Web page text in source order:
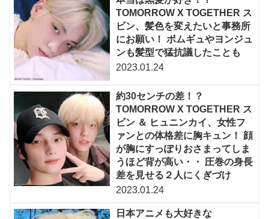
TOMORROW X TOGETHER ス
ビン、髪色を変えたいと事務所
にお願い！ ボムギュやヨンジュ
ンも髪型で猛抗議したことも
2023.01.24
約30センチの差！？
TOMORROW X TOGETHER ス
ビン ＆ ヒュニンカイ、女性フ
ァンとの体格差に胸キュン！ 顔
が胸にすっぽりおさまってしま
うほど背が高い・・ 圧巻の身長
差を見せる２人にくぎづけ
2023.01.24
日本アニメも大好きな